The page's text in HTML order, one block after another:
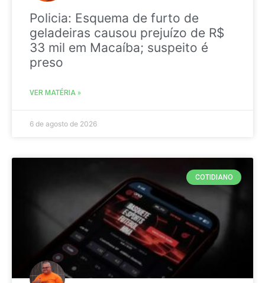
Policia: Esquema de furto de
geladeiras causou prejuízo de R$
33 mil em Macaíba; suspeito é
preso
VER MATÉRIA »
6 de agosto de 2026
COTIDIANO